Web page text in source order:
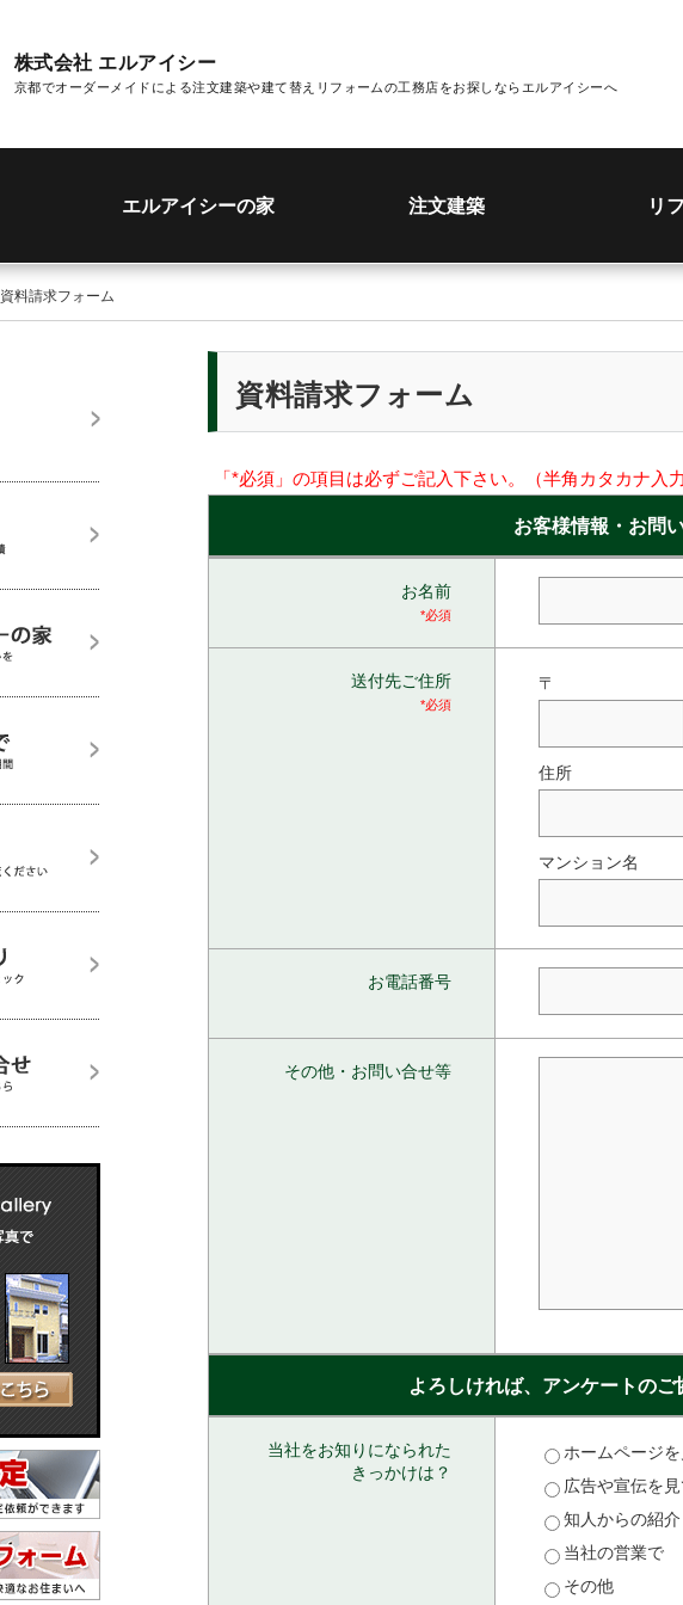
株式会社 エルアイシー
京都でオーダーメイドによる注文建築や建て替えリフォームの工務店をお探しならエルアイシーへ
エルアイシーの家 注文建築 リ
資料請求フォーム
資料請求フォーム
「*必須」の項目は必ずご記入下さい。（半角カタカナ入力
お客様情報・お問
お名前
*必須
送付先ご住所
*必須
〒
住所
マンション名
お電話番号
その他・お問い合せ等
よろしければ、アンケートのご
当社をお知りになられた
きっかけは？
ホームページ
広告や宣伝を見
知人からの紹介
当社の営業で
その他